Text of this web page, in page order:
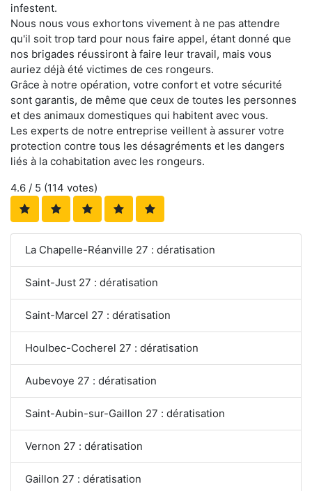
infestent.
Nous nous vous exhortons vivement à ne pas attendre
qu'il soit trop tard pour nous faire appel, étant donné que
nos brigades réussiront à faire leur travail, mais vous
auriez déjà été victimes de ces rongeurs.
Grâce à notre opération, votre confort et votre sécurité
sont garantis, de même que ceux de toutes les personnes
et des animaux domestiques qui habitent avec vous.
Les experts de notre entreprise veillent à assurer votre
protection contre tous les désagréments et les dangers
liés à la cohabitation avec les rongeurs.
4.6 / 5 (114 votes)
La Chapelle-Réanville 27 : dératisation
Saint-Just 27 : dératisation
Saint-Marcel 27 : dératisation
Houlbec-Cocherel 27 : dératisation
Aubevoye 27 : dératisation
Saint-Aubin-sur-Gaillon 27 : dératisation
Vernon 27 : dératisation
Gaillon 27 : dératisation